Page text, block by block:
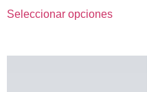
Seleccionar opciones